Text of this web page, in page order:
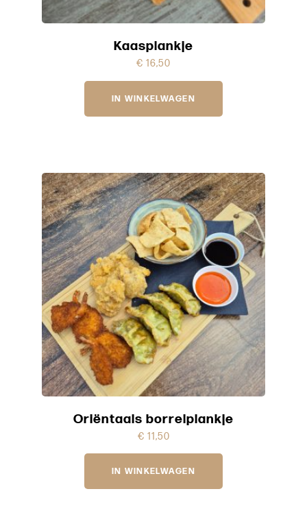
Kaasplankje
€ 16,50
IN WINKELWAGEN
Oriëntaals borrelplankje
€ 11,50
IN WINKELWAGEN